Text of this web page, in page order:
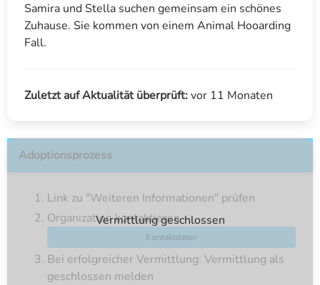
Samira und Stella suchen gemeinsam ein schönes
Zuhause. Sie kommen von einem Animal Hooarding
Fall.
Zuletzt auf Aktualität überprüft:vor 11 Monaten
Adoptionsprozess
Vermittlung geschlossen
Link zu "Weiteren Informationen" prüfen
Organization kontaktieren
Kontaktdaten
Bei erfolgreicher Vermittlung: Vermittlung als
geschlossen melden